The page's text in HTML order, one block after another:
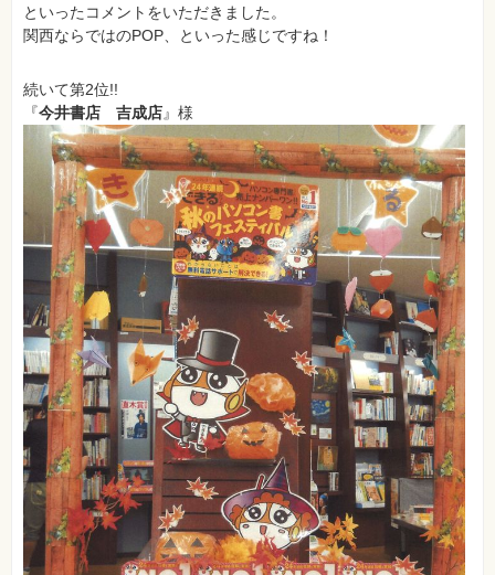
自
作・
コ
ン・
ホ
Club
Impress
ロ
ン
カ
ー
ト
シ
リ
ー
ズ
⼀
覧
特
集
⼀
覧
といったコメントをいただきました。
関西ならではのPOP、といった感じですね！
続いて第2位!!
『今井書店 吉成店』様